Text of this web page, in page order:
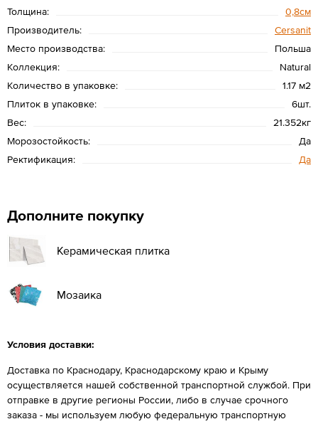
Толщина:
0,8см
Производитель:
Cersanit
Место производства:
Польша
Коллекция:
Natural
Количество в упаковке:
1.17 м2
Плиток в упаковке:
6шт.
Вес:
21.352кг
Морозостойкость:
Да
Ректификация:
Да
Дополните покупку
Керамическая плитка
Мозаика
Условия доставки:
Доставка по Краснодару, Краснодарскому краю и Крыму
осуществляется нашей собственной транспортной службой. При
отправке в другие регионы России, либо в случае срочного
заказа - мы используем любую федеральную транспортную